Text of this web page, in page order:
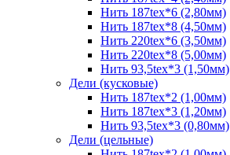
Нить 187tex*6 (2,80мм)
Нить 187tex*8 (4,50мм)
Нить 220tex*6 (3,50мм)
Нить 220tex*8 (5,00мм)
Нить 93,5tex*3 (1,50мм)
Дели (кусковые)
Нить 187tex*2 (1,00мм)
Нить 187tex*3 (1,20мм)
Нить 93,5tex*3 (0,80мм)
Дели (цельные)